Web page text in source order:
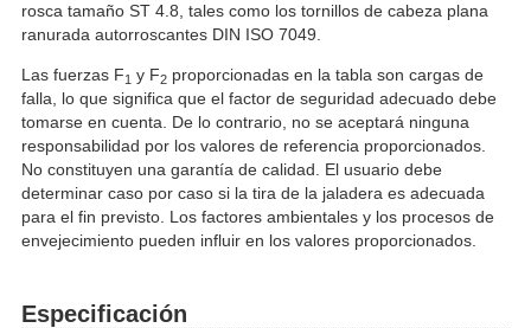
rosca tamaño ST 4.8, tales como los tornillos de cabeza plana
ranurada autorroscantes DIN ISO 7049.
Las fuerzas F1 y F2 proporcionadas en la tabla son cargas de
falla, lo que significa que el factor de seguridad adecuado debe
tomarse en cuenta. De lo contrario, no se aceptará ninguna
responsabilidad por los valores de referencia proporcionados.
No constituyen una garantía de calidad. El usuario debe
determinar caso por caso si la tira de la jaladera es adecuada
para el fin previsto. Los factores ambientales y los procesos de
envejecimiento pueden influir en los valores proporcionados.
Especificación